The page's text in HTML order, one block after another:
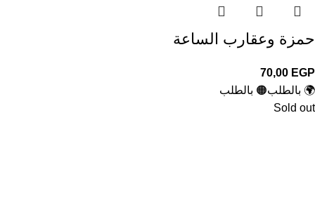
حمزة وعقارب الساعة
70,00 EGP
🌍 بالطلب🟠 بالطلب
Sold out